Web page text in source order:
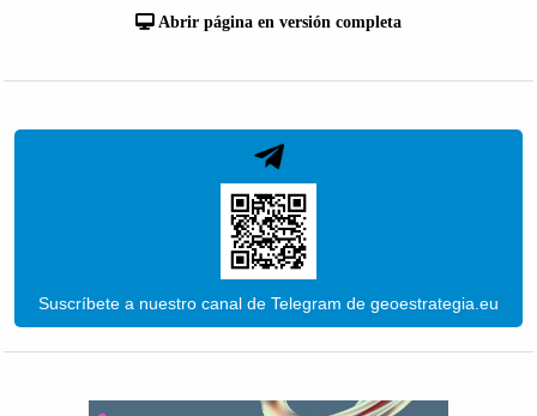
Abrir página en versión completa
Suscríbete a nuestro canal de Telegram de geoestrategia.eu